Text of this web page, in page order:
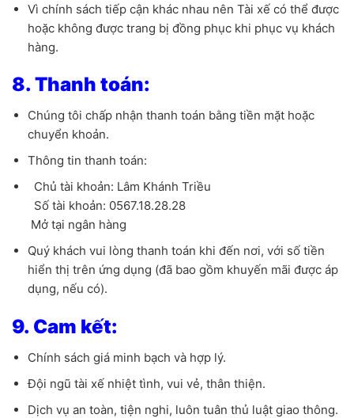
Vì chính sách tiếp cận khác nhau nên Tài xế có thể được
hoặc không được trang bị đồng phục khi phục vụ khách
hàng.
8. Thanh toán:
Chúng tôi chấp nhận thanh toán bằng tiền mặt hoặc
chuyển khoản.
Thông tin thanh toán:
Chủ tài khoản: Lâm Khánh Triều
Số tài khoản: 0567.18.28.28
Mở tại ngân hàng
Quý khách vui lòng thanh toán khi đến nơi, với số tiền
hiển thị trên ứng dụng (đã bao gồm khuyến mãi được áp
dụng, nếu có).
9. Cam kết:
Chính sách giá minh bạch và hợp lý.
Đội ngũ tài xế nhiệt tình, vui vẻ, thân thiện.
Dịch vụ an toàn, tiện nghi, luôn tuân thủ luật giao thông.